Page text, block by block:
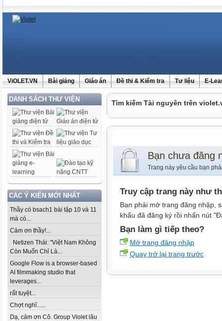
ViOLET.VN Bài giảng Giáo án Đề thi & Kiểm tra Tư liệu E-
DANH SÁCH THƯ VIỆN
CÁC Ý KIẾN MỚI NHẤT
Thầy có bsach1 bài tập 10 và 11
mà có...
Cảm ơn thầy!...
Netizen Thái: "Việt Nam Không
Còn Muốn Chỉ Là...
Google Flow is a browser-based
AI filmmaking studio that
leverages...
rất tuyệt...
Chợt nghĩ......
Dạ, cảm ơn Cô. Group Violet lâu
Tìm kiếm Tài nguyên trên
Bạn chưa đăng
Trang này yêu cầu bạn
Truy cập trang này như
Bạn phải mở trang đăng nhập,
khẩu đã đăng ký rồi nhấn nút
Bạn làm gì tiếp theo?
Mở trang đăng nhập
Quay trở lại trang trước